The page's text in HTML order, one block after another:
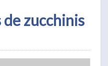
zucchinis